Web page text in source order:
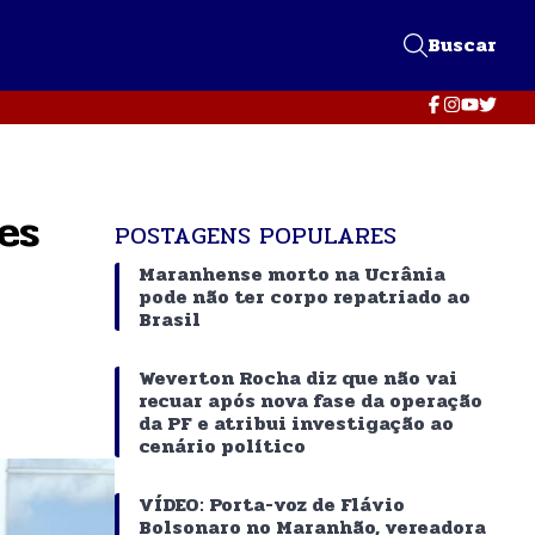
Buscar
POSTAGENS POPULARES
Maranhense morto na Ucrânia
pode não ter corpo repatriado ao
Brasil
Weverton Rocha diz que não vai
recuar após nova fase da operação
da PF e atribui investigação ao
cenário político
VÍDEO: Porta-voz de Flávio
Bolsonaro no Maranhão, vereadora